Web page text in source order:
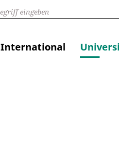
International